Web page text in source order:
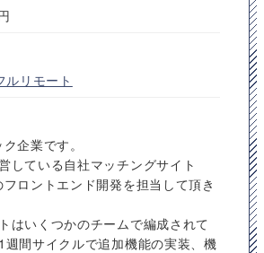
ルリモート
企業です。
している自社マッチングサイト
フロントエンド開発を担当して頂き
はいくつかのチームで編成されて
週間サイクルで追加機能の実装、機